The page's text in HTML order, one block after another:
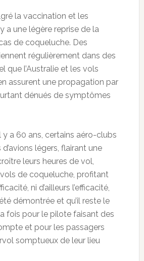
la vaccination et les
a une légère reprise de la
de coqueluche. Des
régulièrement dans des
que l’Australie et les vols
assurent une propagation par
dénués de symptômes
y a 60 ans, certains aéro-clubs
légers, flairant une
leurs heures de vol,
de coqueluche, profitant
ni d’ailleurs l’efficacité,
démontrée et qu’il reste le
fois pour le pilote faisant des
et pour les passagers
somptueux de leur lieu